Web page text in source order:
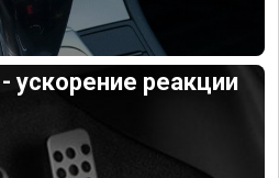
ускорение реакции